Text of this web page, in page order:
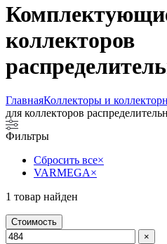
коллекторов
ГлавнаяКоллекторы и
для коллекторов
Фильтры
Сбросить все×
VARMEGA×
1 товар найден
Стоимость
×